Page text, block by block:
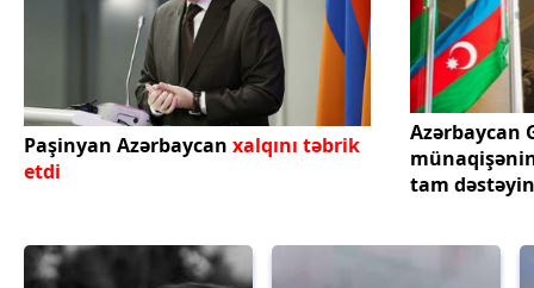
Paşinyan Azərbaycan xalqını təbrik
etdi
Azərbaycan
tam